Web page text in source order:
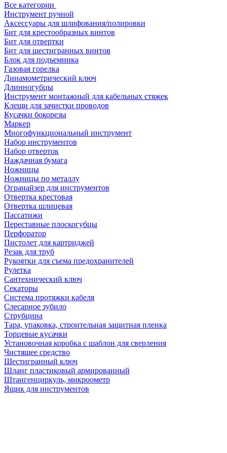
Все категории
Инструмент ручной
Аксессуары для шлифования/полировки
Бит для крестообразных винтов
Бит для отвертки
Бит для шестигранных винтов
Блок для подъемника
Газовая горелка
Динамометрический ключ
Длинногубцы
Инструмент монтажный для кабельных стяжек
Клещи для зачистки проводов
Кусачки бокорезы
Маркер
Многофункциональный инструмент
Набор инструментов
Набор отверток
Наждачная бумага
Ножницы
Ножницы по металлу
Огранайзер для инструментов
Отвертка крестовая
Отвертка шлицевая
Пассатижи
Переставные плоскогубцы
Перфоратор
Пистолет для картриджей
Резак для труб
Рукоятки для съема предохранителей
Рулетка
Сантехнический ключ
Секаторы
Система протяжки кабеля
Слесарное зубило
Струбцина
Тара, упаковка, строительная защитная пленка
Торцевые кусачки
Установочная коробка с шаблон для сверления
Чистящее средство
Шестигранный ключ
Шланг пластиковый армированный
Штангенциркуль, микроометр
Ящик для инструментов